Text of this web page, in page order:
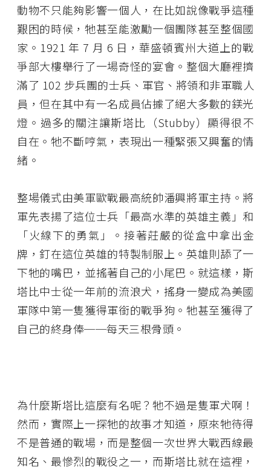
動物不只能夠影響一個人，在比如說像戰爭這種
艱困的時候，牠甚至能激勵一個團隊甚至整個國
家。1921 年 7 月 6 日，華盛頓賓州大道上的戰
爭部大樓舉行了一場奇怪的宴會。整個大廳裡擠
滿了 102 步兵團的士兵、軍官、將領和非軍職人
員，但在其中有一名成員佔據了絕大多數的鎂光
燈。過多的關注讓斯塔比（Stubby）顯得很不
自在。牠不斷哼氣，表現出一種緊張又興奮的情
緒。
整場儀式由美軍歐戰最高統帥潘興將軍主持。將
軍先表揚了這位士兵「最高水準的英雄主義」和
「火線下的勇氣」。接著莊嚴的從盒中拿出金
牌，釘在這位英雄的特製制服上。英雄則舔了一
下牠的嘴巴，並搖著自己的小尾巴。就這樣，斯
塔比中士從一年前的流浪犬，搖身一變成為美國
軍隊中第一隻獲得軍銜的戰爭狗。牠甚至獲得了
自己的終身俸──每天三根骨頭。
為什麼斯塔比這麼有名呢？牠不過是隻軍犬啊！
然而，實際上一探牠的故事才知道，原來牠待得
不是普通的戰場，而是整個一次世界大戰西線最
知名、最慘烈的戰役之一，而斯塔比就在這裡，